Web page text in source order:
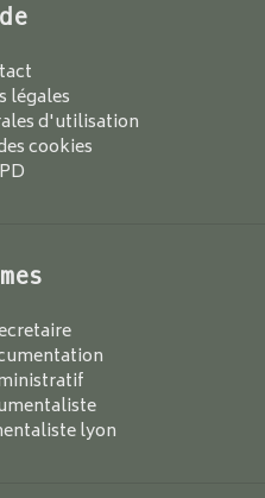
légales
d'utilisation
cookies
lyon